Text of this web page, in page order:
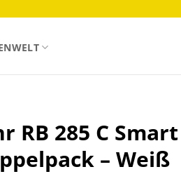
RB 285 C
– Weiß